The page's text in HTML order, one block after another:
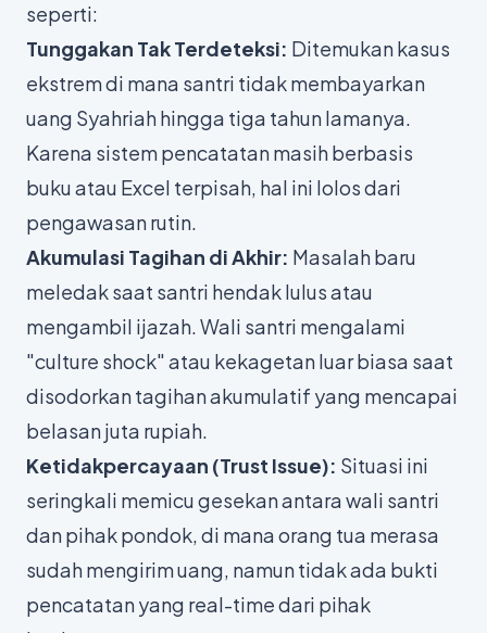
seperti:
Tunggakan Tak Terdeteksi: Ditemukan kasus
ekstrem di mana santri tidak membayarkan
uang Syahriah hingga tiga tahun lamanya.
Karena sistem pencatatan masih berbasis
buku atau Excel terpisah, hal ini lolos dari
pengawasan rutin.
Akumulasi Tagihan di Akhir: Masalah baru
meledak saat santri hendak lulus atau
mengambil ijazah. Wali santri mengalami
"culture shock"atau kekagetan luar biasa saat
disodorkan tagihan akumulatif yang mencapai
belasan juta rupiah.
Ketidakpercayaan (Trust Issue): Situasi ini
seringkali memicu gesekan antara wali santri
dan pihak pondok, di mana orang tua merasa
sudah mengirim uang, namun tidak ada bukti
pencatatan yang real-timedari pihak